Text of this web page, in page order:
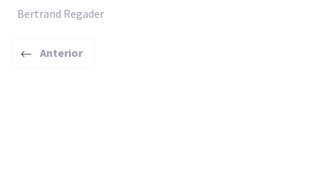
Bertrand Regader
Anterior